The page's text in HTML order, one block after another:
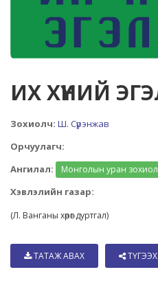
ИХ ХҮНИЙ
Зохиолч: Ш. Сүрэнжав
Орчуулагч:
Ангилал:
Монголын уран зохиол
Хэвлэлийн газар:
(Л. Ванганы хөрөг дуртгал)
ТАТАЖ АВАХ ТҮГЭЭХ